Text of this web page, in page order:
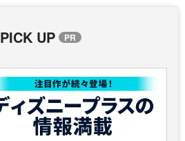
PICK UP